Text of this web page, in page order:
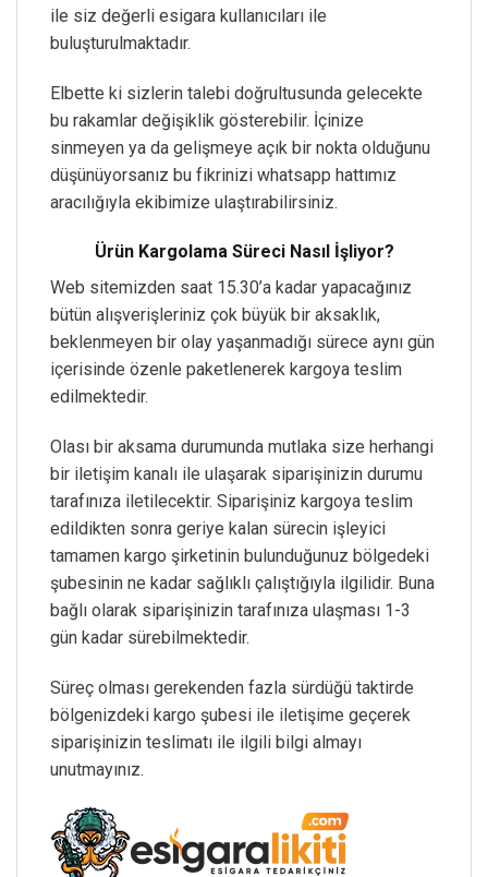
ile siz değerli esigara kullanıcıları ile
buluşturulmaktadır.
Elbette ki sizlerin talebi doğrultusunda gelecekte
bu rakamlar değişiklik gösterebilir. İçinize
sinmeyen ya da gelişmeye açık bir nokta olduğunu
düşünüyorsanız bu fikrinizi whatsapp hattımız
aracılığıyla ekibimize ulaştırabilirsiniz.
Ürün Kargolama Süreci Nasıl İşliyor?
Web sitemizden saat 15.30’a kadar yapacağınız
bütün alışverişleriniz çok büyük bir aksaklık,
beklenmeyen bir olay yaşanmadığı sürece aynı gün
içerisinde özenle paketlenerek kargoya teslim
edilmektedir.
Olası bir aksama durumunda mutlaka size herhangi
bir iletişim kanalı ile ulaşarak siparişinizin durumu
tarafınıza iletilecektir. Siparişiniz kargoya teslim
edildikten sonra geriye kalan sürecin işleyici
tamamen kargo şirketinin bulunduğunuz bölgedeki
şubesinin ne kadar sağlıklı çalıştığıyla ilgilidir. Buna
bağlı olarak siparişinizin tarafınıza ulaşması 1-3
gün kadar sürebilmektedir.
Süreç olması gerekenden fazla sürdüğü taktirde
bölgenizdeki kargo şubesi ile iletişime geçerek
siparişinizin teslimatı ile ilgili bilgi almayı
unutmayınız.